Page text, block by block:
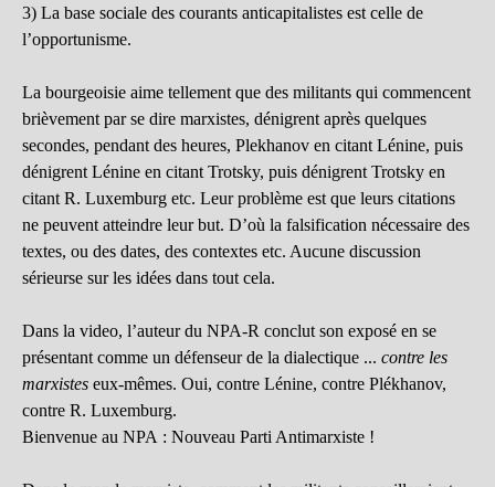
3) La base sociale des courants anticapitalistes est celle de
l’opportunisme.
La bourgeoisie aime tellement que des militants qui commencent
brièvement par se dire marxistes, dénigrent après quelques
secondes, pendant des heures, Plekhanov en citant Lénine, puis
dénigrent Lénine en citant Trotsky, puis dénigrent Trotsky en
citant R. Luxemburg etc. Leur problème est que leurs citations
ne peuvent atteindre leur but. D’où la falsification nécessaire des
textes, ou des dates, des contextes etc. Aucune discussion
sérieurse sur les idées dans tout cela.
Dans la video, l’auteur du NPA-R conclut son exposé en se
présentant comme un défenseur de la dialectique ... contre les
marxistes eux-mêmes. Oui, contre Lénine, contre Plékhanov,
contre R. Luxemburg.
Bienvenue au NPA : Nouveau Parti Antimarxiste !